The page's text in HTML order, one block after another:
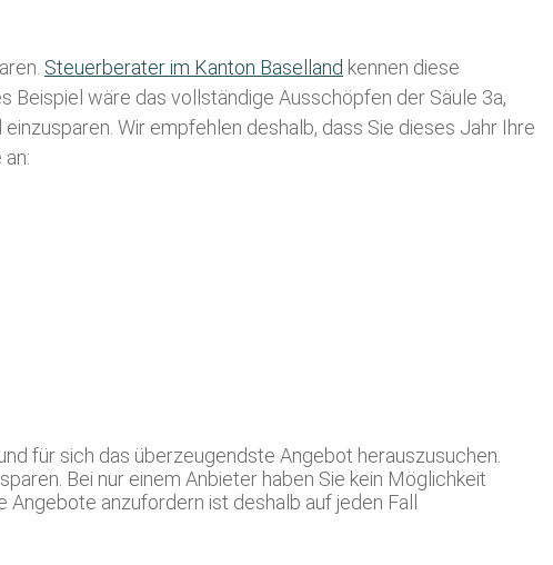
Steuerberater im K anton Baselland kennen diese
Beispiel wäre das vollständige Ausschöpfen der Säule 3a,
Wir empfehlen deshalb, dass Sie dieses Jahr Ihre
für sich das überzeugendste Angebot herauszusuchen.
Bei nur einem Anbieter haben Sie kein Möglichkeit
anzufordern ist deshalb auf jeden Fall